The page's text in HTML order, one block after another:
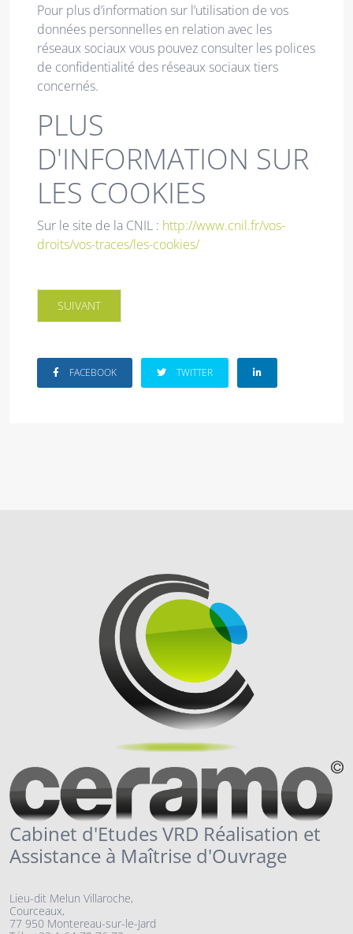
Pour plus d’information sur l’utilisation de vos
données personnelles en relation avec les
réseaux sociaux vous pouvez consulter les polices
de confidentialité des réseaux sociaux tiers
concernés.
PLUS
D'INFORMATION SUR
LES COOKIES
Sur le site de la CNIL : http://www.cnil.fr/vos-
droits/vos-traces/les-cookies/
ARTICLE SUIVANT : POLITIQUE DE CONFIDENTIALITÉ
SUIVANT
FACEBOOK TWITTER
Cabinet d'Etudes VRD Réalisation et
Assistance à Maîtrise d'Ouvrage
Lieu-dit Melun Villaroche,
Courceaux,
77 950 Montereau-sur-le-Jard